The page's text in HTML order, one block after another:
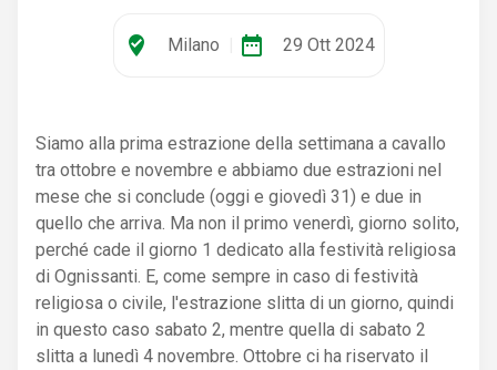
where_to_vote Milano date_range 29 Ott 2024
Siamo alla prima estrazione della settimana a cavallo
tra ottobre e novembre e abbiamo due estrazioni nel
mese che si conclude (oggi e giovedì 31) e due in
quello che arriva. Ma non il primo venerdì, giorno solito,
perché cade il giorno 1 dedicato alla festività religiosa
di Ognissanti. E, come sempre in caso di festività
religiosa o civile, l'estrazione slitta di un giorno, quindi
in questo caso sabato 2, mentre quella di sabato 2
slitta a lunedì 4 novembre. Ottobre ci ha riservato il